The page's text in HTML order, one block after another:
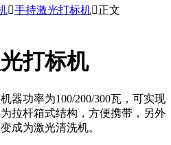
手持激光打标机正文
打标机
器功率为100/200/300瓦，可实现
拉杆箱式结构，方便携带，另外
成为激光清洗机。